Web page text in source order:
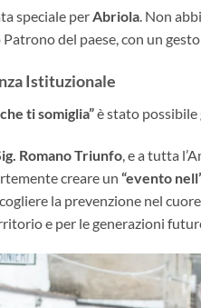
speciale per Abriola . Non
Patrono del paese, con un
Istituzionale
ti somiglia”è stato possibile
Romano Triunfo, e a tutta
creare un “evento
la prevenzione nel
e per le generazioni